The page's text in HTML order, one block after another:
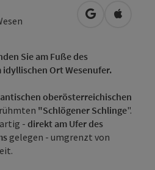
in Google
in
Sie am Fuße des
Ort Wesenufer.
oberösterreichischen
"Schlögener Schlinge".
- direkt am Ufer des
gelegen - umgrenzt von